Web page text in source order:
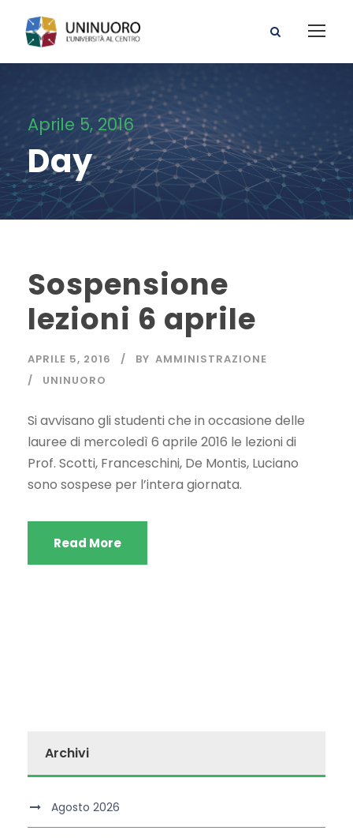
Aprile 5, 2016
Day
Sospensione
lezioni 6 aprile
APRILE 5, 2016 BY AMMINISTRAZIONE
UNINUORO
Si avvisano gli studenti che in occasione delle
lauree di mercoledì 6 aprile 2016 le lezioni di
Prof. Scotti, Franceschini, De Montis, Luciano
sono sospese per l’intera giornata.
Read More
Archivi
Agosto 2026